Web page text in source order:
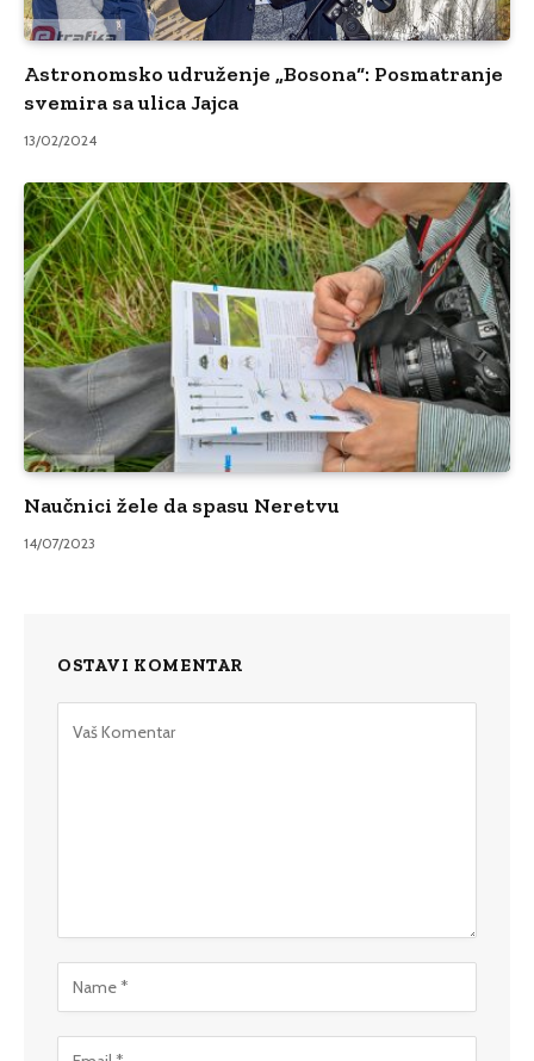
Astronomsko udruženje „Bosona“: Posmatranje
svemira sa ulica Jajca
13/02/2024
Naučnici žele da spasu Neretvu
14/07/2023
OSTAVI KOMENTAR